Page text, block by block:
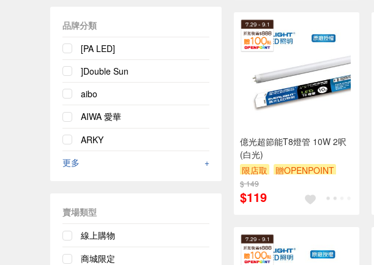
品牌分類
[PA LED]
]Double Sun
aibo
AIWA 愛華
ARKY
更多
+
賣場類型
線上購物
商城限定
億光超節能T8燈管 10W 2呎
(白光)
限店取
贈OPENPOINT
贈$200
$ 149
$119